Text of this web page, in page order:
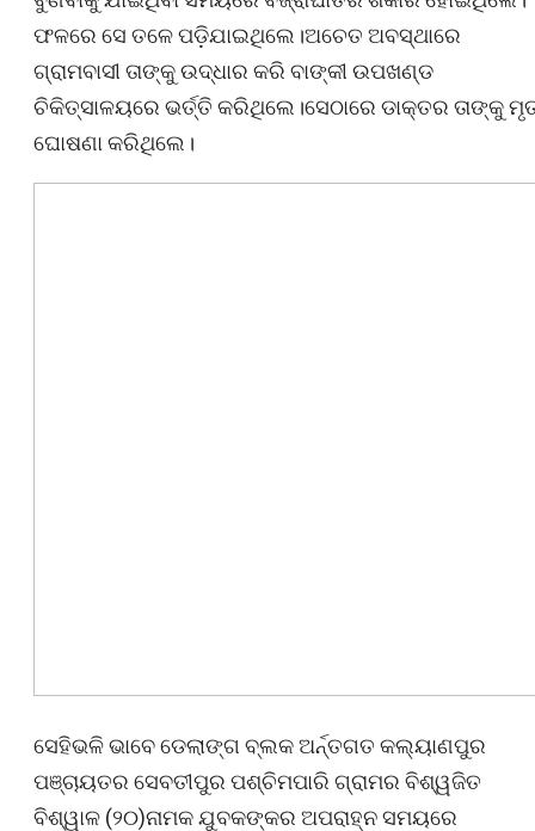
ଫଳରେ ସେ ତଳେ ପଡ଼ିଯାଇଥିଲେ।ଅଚେତ ଅବସ୍ଥାରେ
ଗ୍ରାମବାସୀ ତାଙ୍କୁ ଉଦ୍ଧାର କରି ବାଙ୍କୀ ଉପଖଣ୍ଡ
ଚିକିତ୍ସାଳୟରେ ଭର୍ତ୍ତି କରିଥିଲେ।ସେଠାରେ ଡାକ୍ତର ତାଙ୍କୁ
ଘୋଷଣା କରିଥିଲେ।
ସେହିଭଳି ଭାବେ ଡେଲାଙ୍ଗ ବ୍ଲକ ଅର୍ନ୍ତଗତ କଲ୍ୟାଣପୁର
ପଞ୍ଚାୟତର ସେବତୀପୁର ପଶ୍ଚିମପାରି ଗ୍ରାମର ବିଶ୍ୱଜିତ
ବିଶ୍ୱାଳ (୨୦)ନାମକ ଯୁବକଙ୍କର ଅପରାହ୍ନ ସମୟରେ